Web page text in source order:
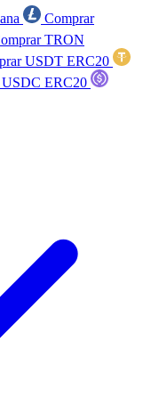
Comprar
TRON
USDT ERC20
ERC20